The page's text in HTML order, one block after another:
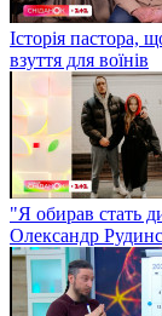
Історія пастора,
взуття для воїнів
"Я обирав стать
Олександр